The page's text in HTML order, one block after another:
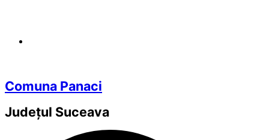
Comuna Panaci
Județul Suceava